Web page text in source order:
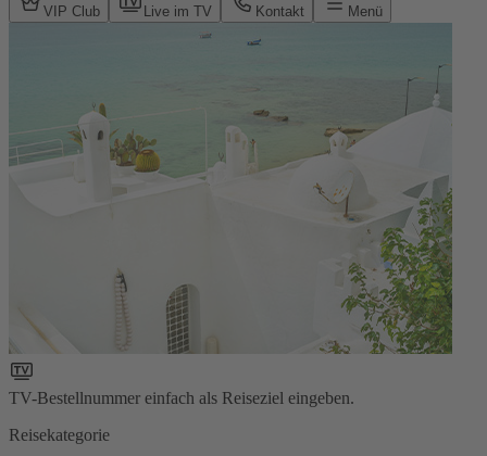
VIP Club Live im TV Kontakt Menü
TV-Bestellnummer einfach als Reiseziel eingeben.
Reisekategorie